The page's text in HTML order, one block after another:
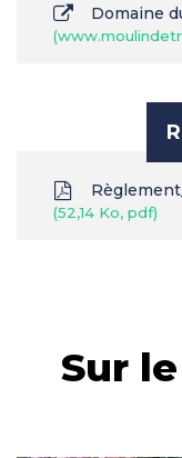
Domaine
52,14 Ko, pdf
Sur